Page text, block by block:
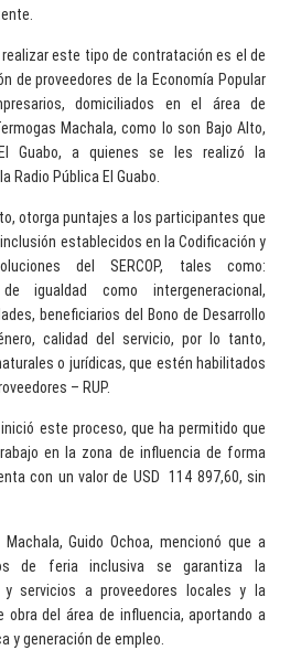
este tipo de contratación es el de
de proveedores de la Economía Popular
domiciliados en el área de
Machala, como lo son Bajo Alto,
Guabo, a quienes se les realizó la
Radio Pública El Guabo.
otorga puntajes a los participantes que
establecidos en la Codificación y
del SERCOP, tales como:
igualdad como intergeneracional,
beneficiarios del Bono de Desarrollo
calidad del servicio, por lo tanto,
o jurídicas, que estén habilitados
– RUP.
este proceso, que ha permitido que
en la zona de influencia de forma
con un valor de USD 114 897,60, sin
Guido Ochoa, mencionó que a
de feria inclusiva se garantiza la
servicios a proveedores locales y la
obra del área de influencia, aportando a
y generación de empleo.